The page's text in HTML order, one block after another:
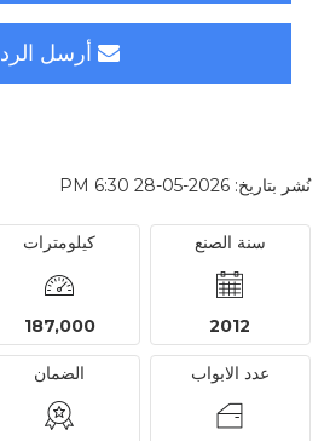
أرسل الرد
نُشر بتاريخ: 2026-05-28 6:30 PM
سنة الصنع
2012
كيلومترات
187,000
عدد الابواب الضمان